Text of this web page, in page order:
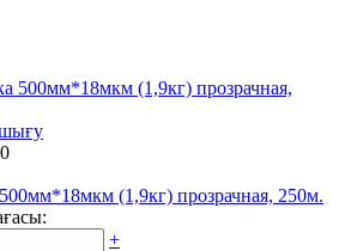
(1,9кг) прозрачная, 250м.
+